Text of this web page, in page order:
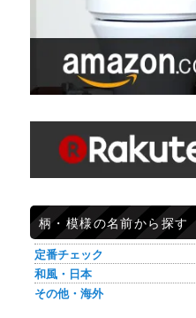
柄・模様の名前から探す
定番チェック
和風・日本
その他・海外